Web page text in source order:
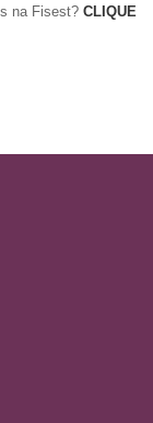
na Fisest? CLIQUE